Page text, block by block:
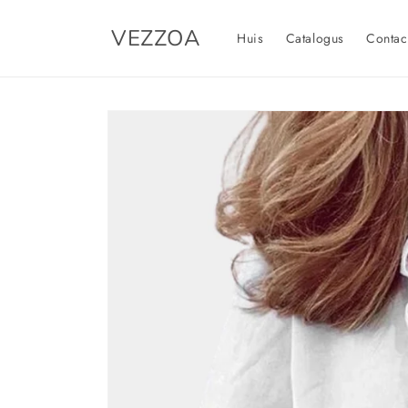
VEZZOA Huis Catalogus